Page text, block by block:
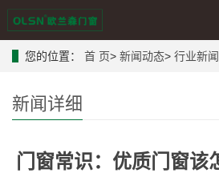
您的位置：
首 页> 新闻动态> 行业新闻
新闻详细
门窗常识：优质门窗该